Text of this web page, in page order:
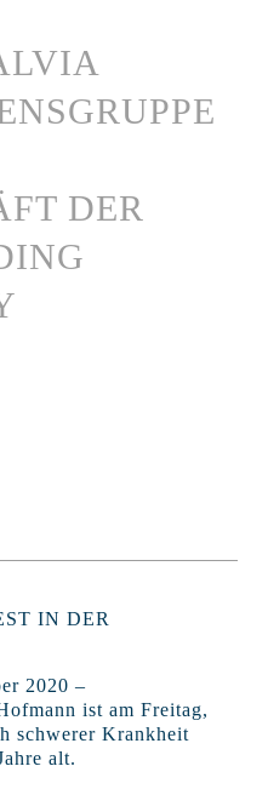
DER
IN DER
2020 –
ist am Freitag,
schwerer Krankheit
alt.